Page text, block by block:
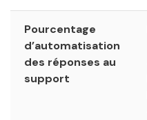
Pourcentage
d’automatisation
des réponses au
support